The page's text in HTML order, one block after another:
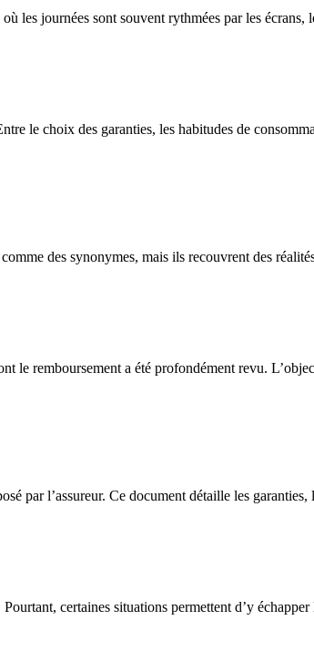
les journées sont souvent rythmées par les écrans,
le choix des garanties, les habitudes de
des synonymes, mais ils recouvrent des
remboursement a été profondément revu.
par l’assureur. Ce document détaille les
certaines situations permettent d’y